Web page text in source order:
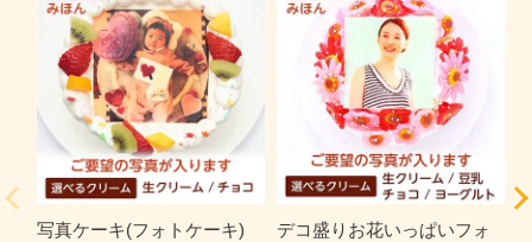
写真ケーキ(フォトケーキ)
デコ盛りお花いっぱいフォ